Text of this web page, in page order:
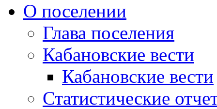
О поселении
Глава поселения
Кабановские вести
Кабановские вести
Статистические